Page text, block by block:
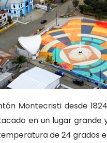
Montecristi desde
en un lugar
de 24 grados